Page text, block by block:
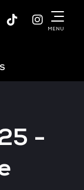
YoutubeTikTok
MENU
-